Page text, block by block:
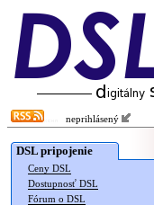
neprihlásený
DSL pripojenie
Ceny DSL
Dostupnosť DSL
Fórum o DSL